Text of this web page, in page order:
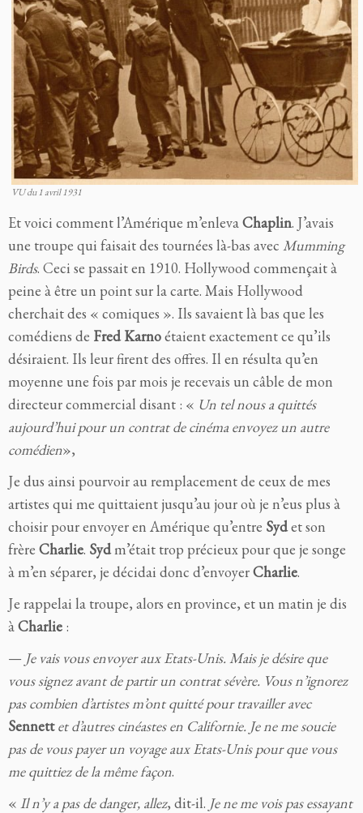
VU du 1 avril 1931
Et voici comment l’Amérique m’enlevaChaplin. J’avais
une troupe qui faisait des tournées là-bas avec Mumming
Birds. Ceci se passait en 1910. Hollywood commençait à
peine à être un point sur la carte. Mais Hollywood
cherchait des « comiques ». Ils savaient là bas que les
comédiens de Fred Karnoétaient exactement ce qu’ils
désiraient. Ils leur firent des offres. Il en résulta qu’en
moyenne une fois par mois je recevais un câble de mon
directeur commercial disant : « Un tel nous a quittés
aujourd’hui pour un contrat de cinéma envoyez un autre
comédien»,
Je dus ainsi pourvoir au remplacement de ceux de mes
artistes qui me quittaient jusqu’au jour où je n’eus plus à
choisir pour envoyer en Amérique qu’entre Sydet son
frère Charlie. Sydm’était trop précieux pour que je songe
à m’en séparer, je décidai donc d’envoyerCharlie.
Je rappelai la troupe, alors en province, et un matin je dis
àCharlie :
— Je vais vous envoyer aux Etats-Unis. Mais je désire que
vous signez avant de partir un contrat sévère. Vous n’ignorez
pas combien d’artistes m’ont quitté pour travailler avec
Sennettet d’autres cinéastes en Californie. Je ne me soucie
pas de vous payer un voyage aux Etats-Unis pour que vous
me quittiez de la même façon.
« Il n’y a pas de danger, allez, dit-il. Je ne me vois pas essayant